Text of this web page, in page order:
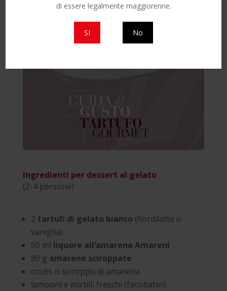
di essere legalmente maggiorenne.
SI No
Ingredienti per dessert al gelato
(2-4 persone)
2 tartufi di gelato bianco (fiordilatte o
vaniglia)
50 ml liquore all’amarena Amarenì
80 g amarene sciroppate
coulis o sciroppo di amarena
lamponi e mirtilli freschi (facoltativi)